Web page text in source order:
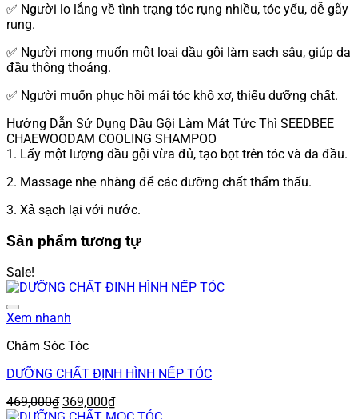
✅ Người lo lắng về tình trạng tóc rụng nhiều, tóc yếu, dễ gãy
rụng.
✅ Người mong muốn một loại dầu gội làm sạch sâu, giúp da
đầu thông thoáng.
✅ Người muốn phục hồi mái tóc khô xơ, thiếu dưỡng chất.
Hướng Dẫn Sử Dụng Dầu Gội Làm Mát Tức Thì SEEDBEE
CHAEWOODAM COOLING SHAMPOO
1. Lấy một lượng dầu gội vừa đủ, tạo bọt trên tóc và da đầu.
2. Massage nhẹ nhàng để các dưỡng chất thẩm thấu.
3. Xả sạch lại với nước.
Sản phẩm tương tự
Sale!
Xem nhanh
Chăm Sóc Tóc
DƯỠNG CHẤT ĐỊNH HÌNH NẾP TÓC
469,000₫ Giá
369,000₫Giá